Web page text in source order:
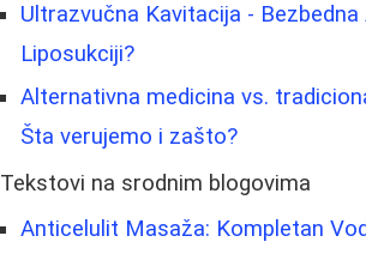
Ultrazvučna Kavitacija -
Liposukciji?
Alternativna medicina vs.
Šta verujemo i zašto?
Tekstovi na srodnim blogovima
Anticelulit Masaža: Kompletan